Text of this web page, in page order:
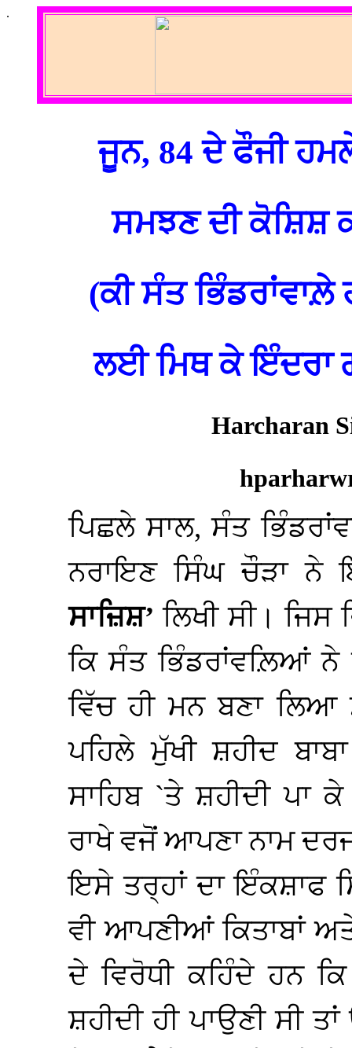
.
ਜੂਨ, 84 ਦੇ ਫੌਜੀ
ਸਮਝਣ ਦੀ
(ਕੀ ਸੰਤ
ਲਈ ਮਿਥ ਕੇ ਇੰਦਰਾ
Harcharan
ਪਿਛਲੇ ਸਾਲ, ਸੰਤ
ਨਰਾਇਣ ਸਿੰਘ ਚੌੜਾ ਨੇ
ਸਾਜ਼ਿਸ਼’ਲਿਖੀ ਸੀ।
ਕਿ ਸੰਤ ਭਿੰਡਰਾਂਵਲ਼ਿਆਂ
ਵਿੱਚ ਹੀ ਮਨ ਬਣਾ
ਪਹਿਲੇ ਮੁੱਖੀ ਸ਼ਹੀਦ
ਸਾਹਿਬ `ਤੇ ਸ਼ਹੀਦੀ ਪਾ
ਰਾਖੇ ਵਜੋਂ ਆਪਣਾ ਨਾਮ
ਇਸੇ ਤਰ੍ਹਾਂ ਦਾ ਇੰਕਸ਼ਾਫ
ਵੀ ਆਪਣੀਆਂ ਕਿਤਾਬਾਂ
ਦੇ ਵਿਰੋਧੀ ਕਹਿੰਦੇ ਹਨ
ਸ਼ਹੀਦੀ ਹੀ ਪਾਉਣੀ ਸੀ